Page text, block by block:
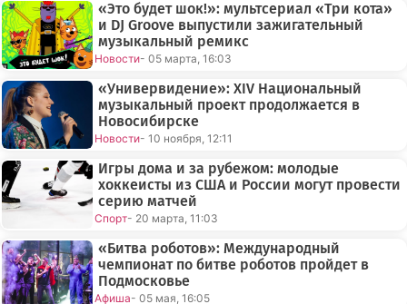
«Это будет шок!»: мультсериал «Три кота»
и DJ Groove выпустили зажигательный
музыкальный ремикс
Новости- 05 марта, 16:03
«Универвидение»: XIV Национальный
музыкальный проект продолжается в
Новосибирске
Новости- 10 ноября, 12:11
Игры дома и за рубежом: молодые
хоккеисты из США и России могут провести
серию матчей
Спорт- 20 марта, 11:03
«Битва роботов»: Международный
чемпионат по битве роботов пройдет в
Подмосковье
Афиша- 05 мая, 16:05